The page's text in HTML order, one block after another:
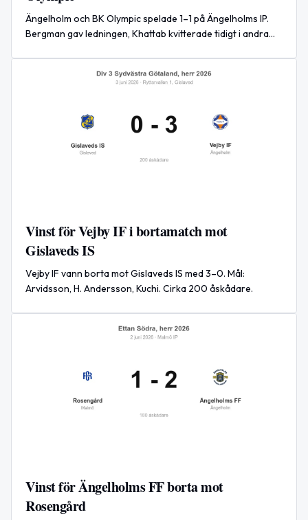
Ängelholm och BK Olympic spelade 1–1 på Ängelholms IP.
Bergman gav ledningen, Khattab kvitterade tidigt i andra
Vinst för Vejby IF i bortamatch mot
Gislaveds IS
Vejby IF vann borta mot Gislaveds IS med 3–0. Mål:
Arvidsson, H. Andersson, Kuchi. Cirka 200 åskådare.
Vinst för Ängelholms FF borta mot
Rosengård